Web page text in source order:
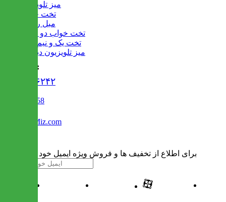
میز تلویزیون
تخت خواب
مبل راحتی
تخت خواب دو طبقه
تخت یک و نیم نفره
میز تلویزیون دیواری
تماس با ما :
۰۲۱۹۱۳۰۶۲۴۲
02122509458
Info@IranMiz.com
برای اطلاع از تخفیف ها و فروش ویژه ایمیل خود را وارد کنید